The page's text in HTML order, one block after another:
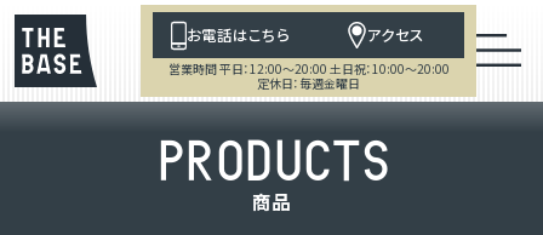
お電話はこちら アクセス
営業時間 平日：12:00～20:00 土日祝：10:00～20:00
定休日：毎週金曜日
PRODUCTS
商品